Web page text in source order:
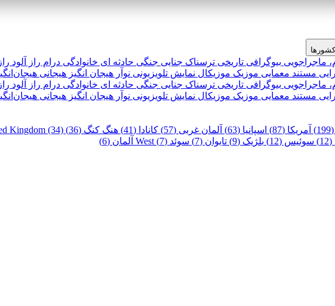
کشورها
ماجراجویی بیوگرافی تاریخی ترسناک جنایی جنگی حادثه ای خانوادگی درام راز آلود
مستند معمایی موزیک موزیکال نمایش تلویزیونی نوآر هیجان انگیز هیجانی
ماجراجویی بیوگرافی تاریخی ترسناک جنایی جنگی حادثه ای خانوادگی درام راز آلود
مستند معمایی موزیک موزیکال نمایش تلویزیونی نوآر هیجان انگیز هیجانی
آمریکا (87) اسپانیا (63) آلمان غربی (57) کانادا (41) هنگ کنگ (36) Kingdom (34)
سوئیس (12) بلژیک (9) تایوان (7) سوئد (7)
West آلمان (6)